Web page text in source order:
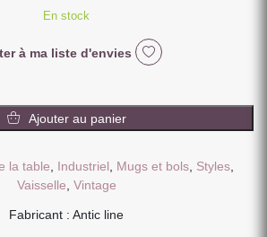
En stock
à ma liste d'envies
de
TASSE
BISTRO
CAFE
CYAN
Ajouter au panier
la table Industriel Mugs et bols, Styles,
Vaisselle Vintage
Fabricant : Antic line